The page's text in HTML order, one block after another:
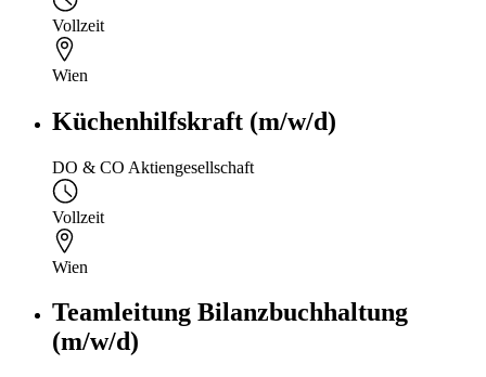
Vollzeit
Wien
Küchenhilfskraft (m/w/d)
DO & CO Aktiengesellschaft
Vollzeit
Wien
Teamleitung Bilanzbuchhaltung
(m/w/d)